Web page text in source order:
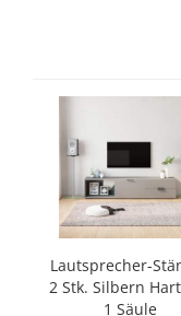
Lautsprecher-
2 Stk. Silbern
1 Säule